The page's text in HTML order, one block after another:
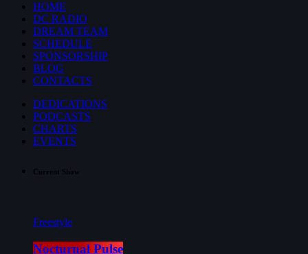
HOME
DC RADIO
DREAM TEAM
SCHEDULE
SPONSORSHIP
BLOG
CONTACTS
DEDICATIONS
PODCASTS
CHARTS
EVENTS
Current Show
Freestyle
Nocturnal Pulse